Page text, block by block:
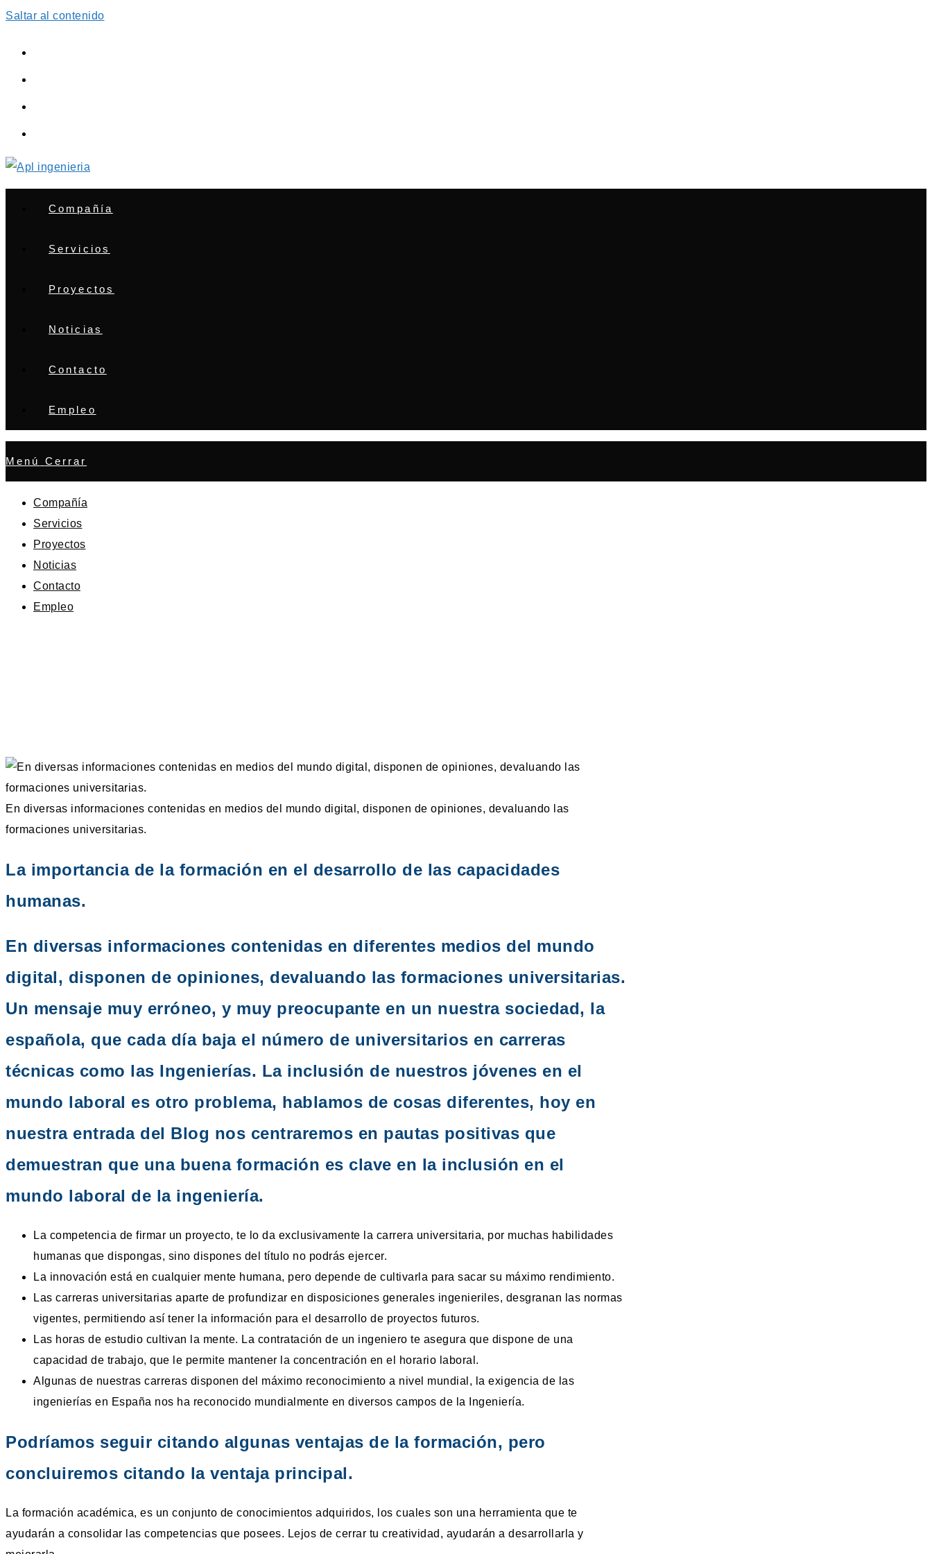
Saltar al contenido
Compañía
Servicios
Proyectos
Noticias
Contacto
Empleo
Menú Cerrar
Compañía
Servicios
Proyectos
Noticias
Contacto
Empleo
En diversas informaciones contenidas en medios del mundo digital, disponen de opiniones, devaluando las
formaciones universitarias.
La importancia de la formación en el desarrollo de las capacidades
humanas.
En diversas informaciones contenidas en diferentes medios del mundo
digital, disponen de opiniones, devaluando las formaciones universitarias.
Un mensaje muy erróneo, y muy preocupante en un nuestra sociedad, la
española, que cada día baja el número de universitarios en carreras
técnicas como las Ingenierías. La inclusión de nuestros jóvenes en el
mundo laboral es otro problema, hablamos de cosas diferentes, hoy en
nuestra entrada del Blog nos centraremos en pautas positivas que
demuestran que una buena formación es clave en la inclusión en el
mundo laboral de la ingeniería.
La competencia de firmar un proyecto, te lo da exclusivamente la carrera universitaria, por muchas habilidades
humanas que dispongas, sino dispones del título no podrás ejercer.
La innovación está en cualquier mente humana, pero depende de cultivarla para sacar su máximo rendimiento.
Las carreras universitarias aparte de profundizar en disposiciones generales ingenieriles, desgranan las normas
vigentes, permitiendo así tener la información para el desarrollo de proyectos futuros.
Las horas de estudio cultivan la mente. La contratación de un ingeniero te asegura que dispone de una
capacidad de trabajo, que le permite mantener la concentración en el horario laboral.
Algunas de nuestras carreras disponen del máximo reconocimiento a nivel mundial, la exigencia de las
ingenierías en España nos ha reconocido mundialmente en diversos campos de la Ingeniería.
Podríamos seguir citando algunas ventajas de la formación, pero
concluiremos citando la ventaja principal.
La formación académica, es un conjunto de conocimientos adquiridos, los cuales son una herramienta que te
ayudarán a consolidar las competencias que posees. Lejos de cerrar tu creatividad, ayudarán a desarrollarla y